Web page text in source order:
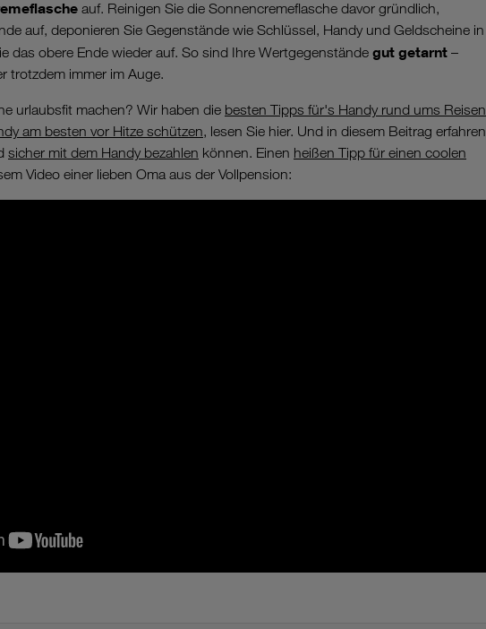
auf. Reinigen Sie die Sonnencremeflasche davor gründlich,
auf, deponieren Sie Gegenstände wie Schlüssel, Handy und Geldscheine in
das obere Ende wieder auf. So sind Ihre Wertgegenstände gut getarnt –
trotzdem immer im Auge.
urlaubsfit machen? Wir haben die besten Tipps für's Handy rund ums Reisen
am besten vor Hitze schützen, lesen Sie hier. Und in diesem Beitrag erfahren
sicher mit dem Handy bezahlen können. Einen heißen Tipp für einen coolen
Video einer lieben Oma aus der Vollpension: